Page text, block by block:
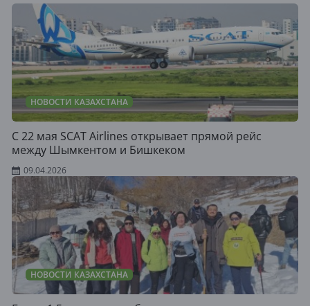
НОВОСТИ КАЗАХСТАНА
С 22 мая SCAT Airlines открывает прямой рейс
между Шымкентом и Бишкеком
09.04.2026
НОВОСТИ КАЗАХСТАНА